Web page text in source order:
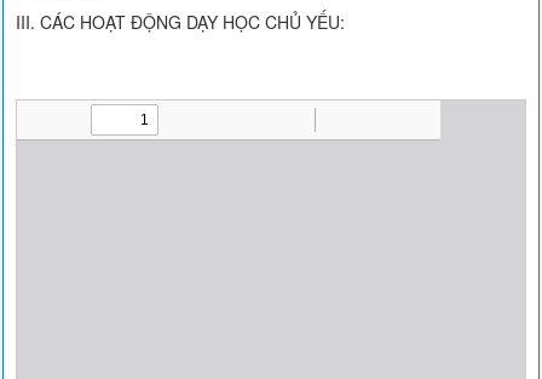
III. CÁC HOẠT ĐỘNG DẠY HỌC CHỦ YẾU: